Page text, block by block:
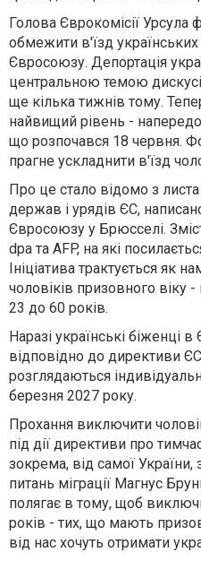
Голова Єврокомісії
обмежити в'їзд
Євросоюзу. Депортація
центральною темою
ще кілька тижнів тому.
найвищий рівень -
що розпочався 18 червня.
прагне ускладнити в'їзд
Про це стало відомо з
держав і урядів ЄС,
Євросоюзу у Брюсселі.
dpa та AFP, на які
Ініціатива трактується як
чоловіків призовного віку
23 до 60 років.
Наразі українські біженці
відповідно до директиви
розглядаються
березня 2027 року.
Прохання виключити
під дії директиви про
зокрема, від самої України,
питань міграції Магнус
полягає в тому, щоб
років - тих, що мають
від нас хочуть отримати